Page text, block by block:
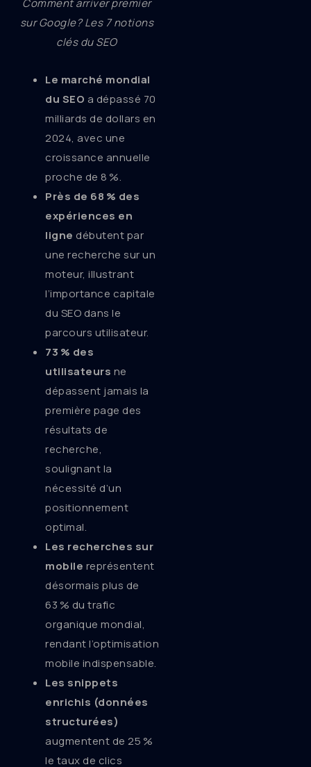
Comment arriver premier
sur Google? Les 7 notions
clés du SEO
Le marché mondial
du SEO a dépassé 70
milliards de dollars en
2024, avec une
croissance annuelle
proche de 8 %.
Près de 68 % des
expériences en
ligne débutent par
une recherche sur un
moteur, illustrant
l’importance capitale
du SEO dans le
parcours utilisateur.
73 % des
utilisateurs ne
dépassent jamais la
première page des
résultats de
recherche,
soulignant la
nécessité d’un
positionnement
optimal.
Les recherches sur
mobile représentent
désormais plus de
63 % du trafic
organique mondial,
rendant l’optimisation
mobile indispensable.
Les snippets
enrichis (données
structurées)
augmentent de 25 %
le taux de clics